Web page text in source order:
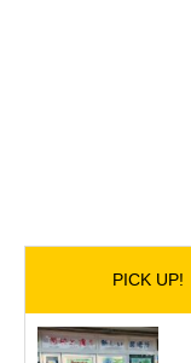
PICK UP!